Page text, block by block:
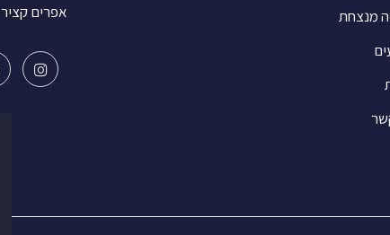
מנצחת
אפרים קציר 17 רחובות , 7608674